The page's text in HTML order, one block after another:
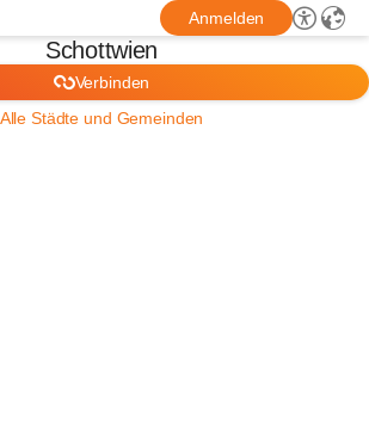
Anmelden
Schottwien
Verbinden
Alle Städte und Gemeinden